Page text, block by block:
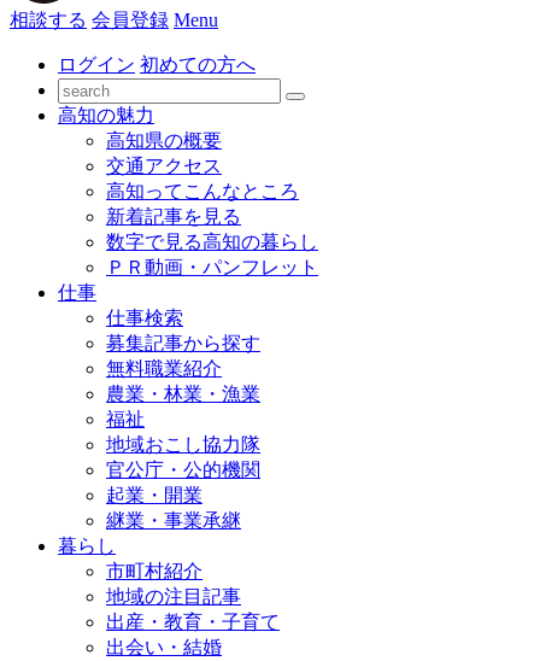
相談する 会員登録 Menu
ログイン 初めての方へ
高知の魅力
高知県の概要
交通アクセス
高知ってこんなところ
新着記事を見る
数字で見る高知の暮らし
ＰＲ動画・パンフレット
仕事
仕事検索
募集記事から探す
無料職業紹介
農業・林業・漁業
福祉
地域おこし協力隊
官公庁・公的機関
起業・開業
継業・事業承継
暮らし
市町村紹介
地域の注目記事
出産・教育・子育て
出会い・結婚